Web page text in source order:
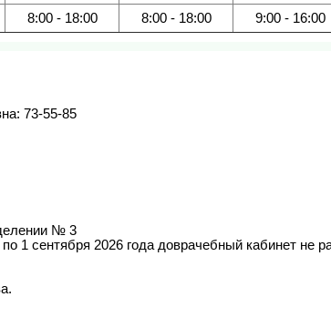
8:00 - 18:00 8:00 - 18:00 9:00 - 16:00
73-55-85
№ 3
1 сентября 2026 года доврачебный кабинет не